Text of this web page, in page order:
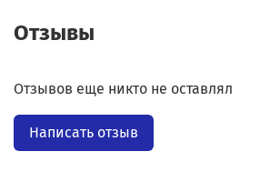
Отзывы
Отзывов еще никто не оставлял
Написать отзыв